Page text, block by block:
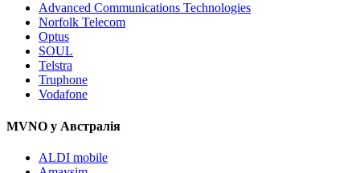
Advanced Communications Technologies
Norfolk Telecom
Optus
SOUL
Telstra
Truphone
Vodafone
MVNO у Австралія
ALDI mobile